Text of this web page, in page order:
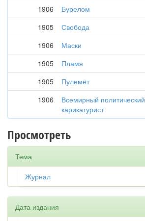
1906
Бурелом
1905
Свобода
1906
Маски
1905
Пламя
1905
Пулемёт
1906
Всемирный политический
карикатурист
Просмотреть
Тема
Журнал
Дата издания